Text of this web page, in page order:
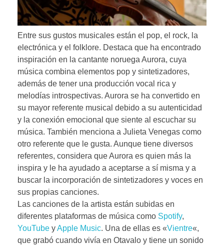
Entre sus gustos musicales están el pop, el rock, la
electrónica y el folklore. Destaca que ha encontrado
inspiración en la cantante noruega Aurora, cuya
música combina elementos pop y sintetizadores,
además de tener una producción vocal rica y
melodías introspectivas. Aurora se ha convertido en
su mayor referente musical debido a su autenticidad
y la conexión emocional que siente al escuchar su
música. También menciona a Julieta Venegas como
otro referente que le gusta. Aunque tiene diversos
referentes, considera que Aurora es quien más la
inspira y le ha ayudado a aceptarse a sí misma y a
buscar la incorporación de sintetizadores y voces en
sus propias canciones.
Las canciones de la artista están subidas en
diferentes plataformas de música como Spotify,
YouTube yApple Music. Una de ellas es «Vientre«,
que grabó cuando vivía en Otavalo y tiene un sonido